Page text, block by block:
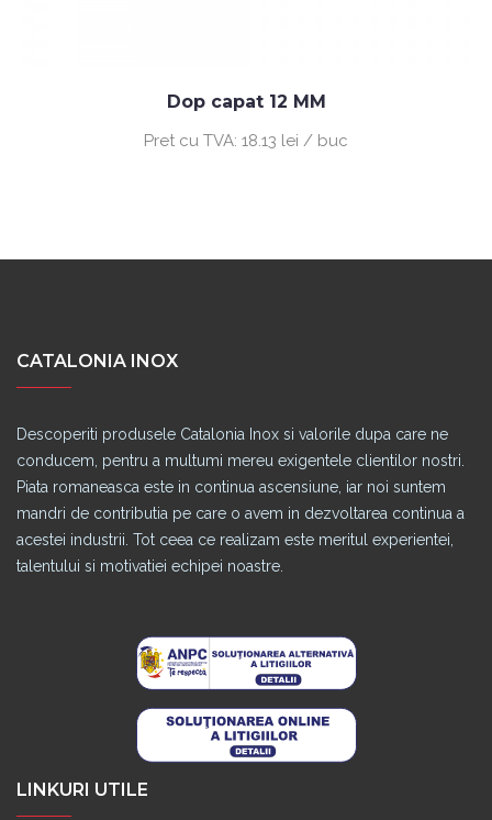
Dop capat 12 MM
Pret cu TVA: 18.13 lei / buc
CATALONIA INOX
Descoperiti produsele Catalonia Inox si valorile dupa care ne
conducem, pentru a multumi mereu exigentele clientilor nostri.
Piata romaneasca este in continua ascensiune, iar noi suntem
mandri de contributia pe care o avem in dezvoltarea continua a
acestei industrii. Tot ceea ce realizam este meritul experientei,
talentului si motivatiei echipei noastre.
LINKURI UTILE